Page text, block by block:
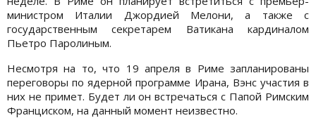
министром Италии Джордией Мелони, а также с
государственным секретарем Ватикана кардиналом
Пьетро Паролиным.
Несмотря на то, что 19 апреля в Риме запланированы
переговоры по ядерной программе Ирана, Вэнс участия в
них не примет. Будет ли он встречаться с Папой Римским
Франциском, на данный момент неизвестно.